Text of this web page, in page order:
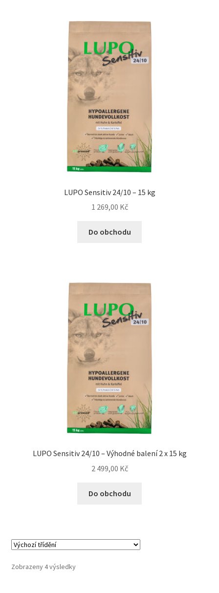
Natural Trainer pro psy — Italské krmivo s
přírodními složkami
Happy Dog — Německá kvalita a přirozené složení
Konzervy a kapsičky pro psy
Ortopedické pelíšky
Přepravky pro psy
Purizon pro psy — Vysoký obsah masa, bez obilovin
Royal Canin pro psy
Veterinární dieta pro psy
Vodítka a obojky
LUPO Sensitiv 24/10 – 15 kg
1 269,00 Kč
Do obchodu
LUPO Sensitiv 24/10 – Výhodné balení 2 x 15 kg
2 499,00 Kč
Do obchodu
Zobrazeny 4 výsledky